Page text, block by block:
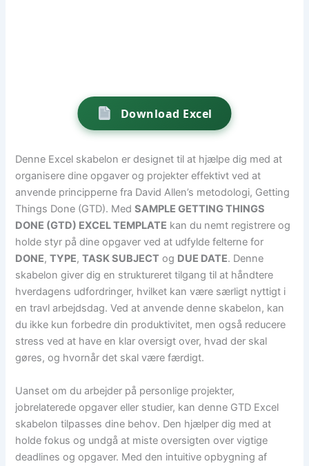
Download Excel
Denne Excel skabelon er designet til at hjælpe dig med at
organisere dine opgaver og projekter effektivt ved at
anvende principperne fra David Allen’s metodologi, Getting
Things Done (GTD). MedSAMPLE GETTING THINGS
DONE (GTD) EXCEL TEMPLATE kan du nemt registrere og
holde styr på dine opgaver ved at udfylde felterne for
DONE,TYPE,TASK SUBJECT og DUE DATE. Denne
skabelon giver dig en struktureret tilgang til at håndtere
hverdagens udfordringer, hvilket kan være særligt nyttigt i
en travl arbejdsdag. Ved at anvende denne skabelon, kan
du ikke kun forbedre din produktivitet, men også reducere
stress ved at have en klar oversigt over, hvad der skal
gøres, og hvornår det skal være færdigt.
Uanset om du arbejder på personlige projekter,
jobrelaterede opgaver eller studier, kan denne GTD Excel
skabelon tilpasses dine behov. Den hjælper dig med at
holde fokus og undgå at miste oversigten over vigtige
deadlines og opgaver. Med den intuitive opbygning af